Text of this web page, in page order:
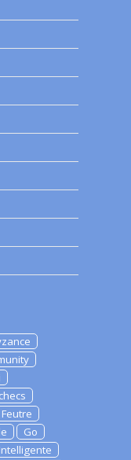
Feutre
Go